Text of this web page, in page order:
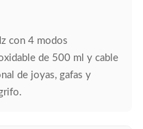
con 4 modos
de 500 ml y cable
de joyas, gafas y